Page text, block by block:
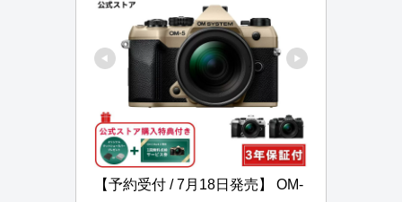
【予約受付 / 7月18日発売】 OM-